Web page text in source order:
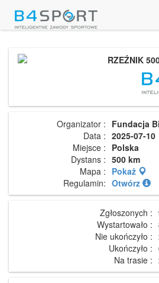
RZEŹNIK
Organizator : Fundacja
Data : 2025-07-10
Miejsce : Polska
Dystans : 500 km
Mapa : Pokaż
Regulamin: Otwórz
Zgłoszonych :
Wystartowało :
Nie ukończyło :
Ukończyło :
Na trasie :